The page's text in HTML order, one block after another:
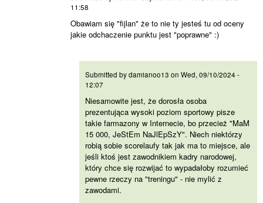
11:58
Obawiam się "fijlan" że to nie ty jesteś tu od oceny
jakie odchaczenie punktu jest "poprawne" :)
Niesamowite jest, że dorosła
Submitted bydamianoo13 on Wed, 09/10/2024 -
12:07
Niesamowite jest, że dorosła osoba
prezentująca wysoki poziom sportowy pisze
takie farmazony w Internecie, bo przecież "MaM
15 000, JeStEm NaJlEpSzY". Niech niektórzy
robią sobie scorelaufy tak jak ma to miejsce, ale
jeśli ktoś jest zawodnikiem kadry narodowej,
który chce się rozwijać to wypadałoby rozumieć
pewne rzeczy na "treningu" - nie mylić z
zawodami.